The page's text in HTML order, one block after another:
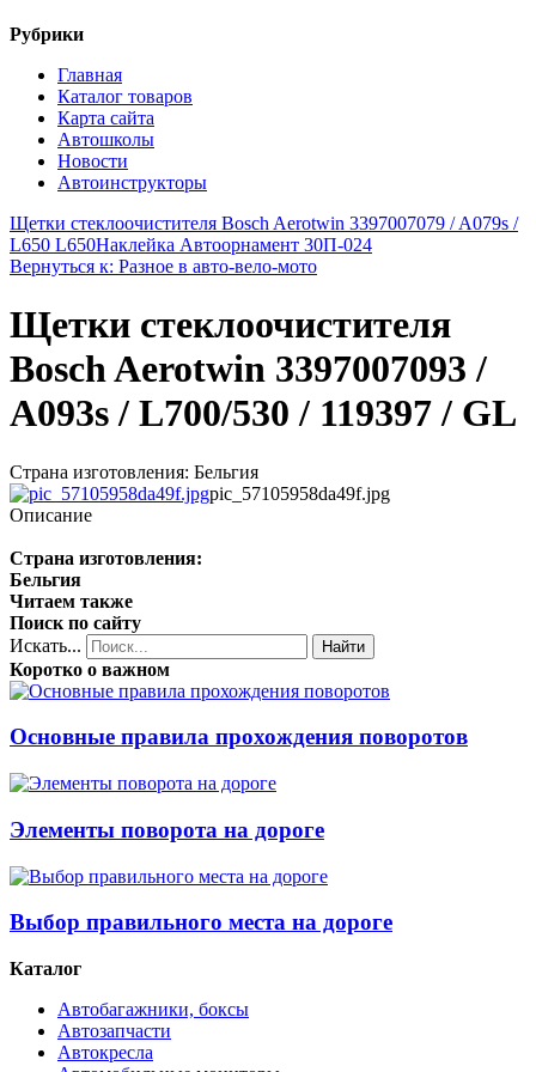
Рубрики
Главная
Каталог товаров
Карта сайта
Автошколы
Новости
Автоинструкторы
Щетки стеклоочистителя Bosch Aerotwin 3397007079 / A079s /
L650 L650Наклейка Автоорнамент 30П-024
Вернуться к: Разное в авто-вело-мото
Щетки стеклоочистителя
Bosch Aerotwin 3397007093 /
A093s / L700/530 / 119397 / GL
Страна изготовления: Бельгия
pic_57105958da49f.jpg
Описание
Страна изготовления:
Бельгия
Читаем также
Поиск по сайту
Искать...
Найти
Коротко о важном
Основные правила прохождения поворотов
Элементы поворота на дороге
Выбор правильного места на дороге
Каталог
Автобагажники, боксы
Автозапчасти
Автокресла